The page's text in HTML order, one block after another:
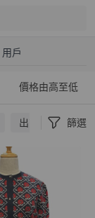
用戶
價格由高至低
出貨地點 篩選